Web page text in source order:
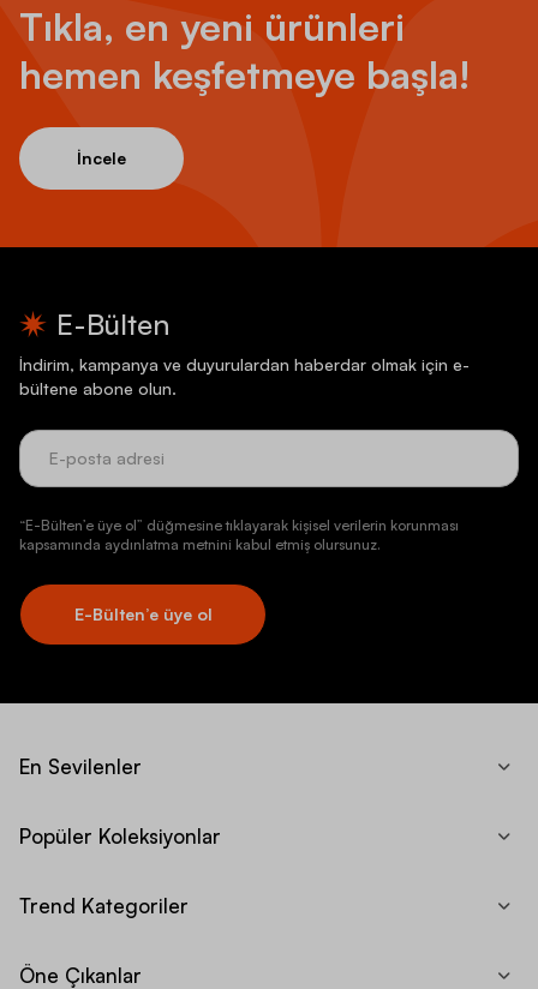
Tıkla, en yeni ürünleri
hemen keşfetmeye başla!
İncele
E-Bülten
İndirim, kampanya ve duyurulardan haberdar olmak için e-
bültene abone olun.
“E-Bülten’e üye ol” düğmesine tıklayarak kişisel verilerin korunması
kapsamında aydınlatma metnini kabul etmiş olursunuz.
E-Bülten’e üye ol
En Sevilenler
Popüler Koleksiyonlar
Trend Kategoriler
Öne Çıkanlar